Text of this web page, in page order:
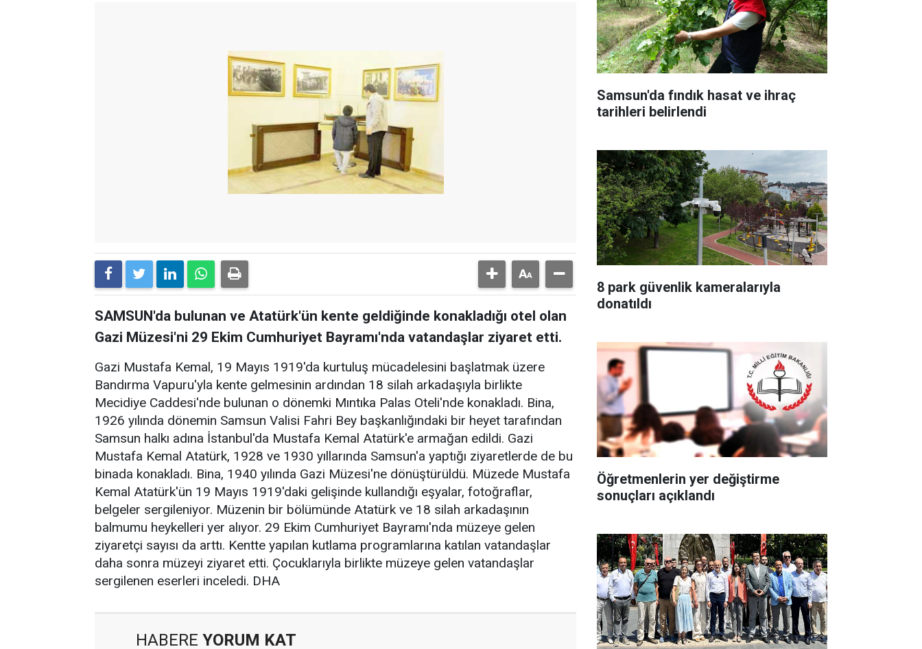
SAMSUN'da bulunan ve Atatürk'ün kente geldiğinde konakladığı otel olan
Gazi Müzesi'ni 29 Ekim Cumhuriyet Bayramı'nda vatandaşlar ziyaret etti.
Gazi Mustafa Kemal, 19 Mayıs 1919'da kurtuluş mücadelesini başlatmak üzere
Bandırma Vapuru'yla kente gelmesinin ardından 18 silah arkadaşıyla birlikte
Mecidiye Caddesi'nde bulunan o dönemki Mıntıka Palas Oteli'nde konakladı. Bina,
1926 yılında dönemin Samsun Valisi Fahri Bey başkanlığındaki bir heyet tarafından
Samsun halkı adına İstanbul'da Mustafa Kemal Atatürk'e armağan edildi. Gazi
Mustafa Kemal Atatürk, 1928 ve 1930 yıllarında Samsun'a yaptığı ziyaretlerde de bu
binada konakladı. Bina, 1940 yılında Gazi Müzesi'ne dönüştürüldü. Müzede Mustafa
Kemal Atatürk'ün 19 Mayıs 1919'daki gelişinde kullandığı eşyalar, fotoğraflar,
belgeler sergileniyor. Müzenin bir bölümünde Atatürk ve 18 silah arkadaşının
balmumu heykelleri yer alıyor. 29 Ekim Cumhuriyet Bayramı'nda müzeye gelen
ziyaretçi sayısı da arttı. Kentte yapılan kutlama programlarına katılan vatandaşlar
daha sonra müzeyi ziyaret etti. Çocuklarıyla birlikte müzeye gelen vatandaşlar
sergilenen eserleri inceledi. DHA
HABERE YORUM KAT
Samsun'da fındık hasat ve ihraç
tarihleri belirlendi
8 park güvenlik kameralarıyla
donatıldı
Öğretmenlerin yer değiştirme
sonuçları açıklandı